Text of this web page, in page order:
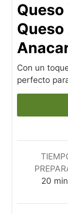
Con un
perfecto
20m
n